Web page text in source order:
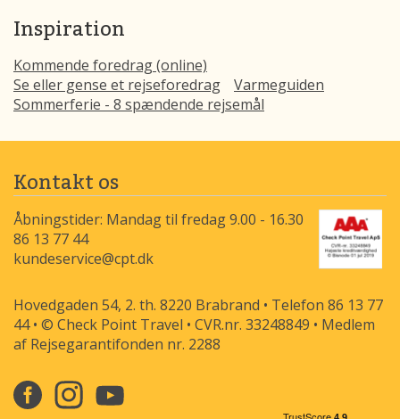
Inspiration
Kommende foredrag (online)
Se eller gense et rejseforedrag
Varmeguiden
Sommerferie - 8 spændende rejsemål
Kontakt os
Åbningstider: Mandag til fredag 9.00 - 16.30
86 13 77 44
kundeservice@cpt.dk
Hovedgaden 54, 2. th. 8220 Brabrand • Telefon 86 13 77
44 • © Check Point Travel • CVR.nr. 33248849 • Medlem
af Rejsegarantifonden nr. 2288